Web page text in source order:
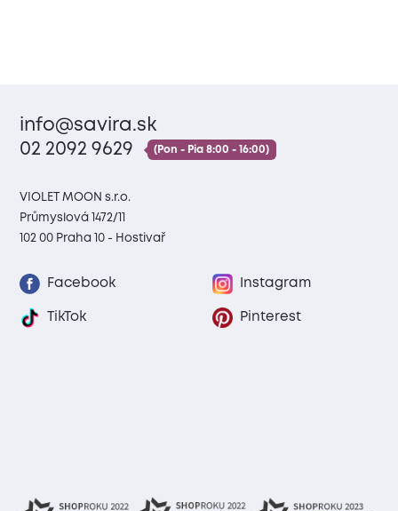
info@savira.sk
02 2092 9629
(Pon - Pia 8:00 - 16:00)
VIOLET MOON s.r.o.
Průmyslová 1472/11
102 00 Praha 10 - Hostivař
Facebook Instagram
TikTok Pinterest